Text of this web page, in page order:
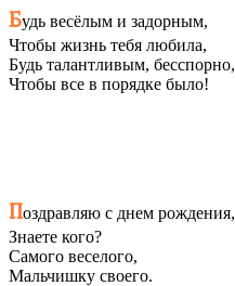
Будь весёлым и задорным,
Чтобы жизнь тебя любила,
Будь талантливым, бесспорно,
Чтобы все в порядке было!
Поздравляю с днем рождения,
Знаете кого?
Самого веселого,
Мальчишку своего.